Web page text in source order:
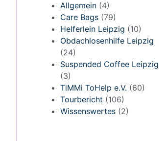
Allgemein (4)
Care Bags (79)
Helferlein Leipzig (10)
Obdachlosenhilfe Leipzig
(24)
Suspended Coffee Leipzig
(3)
TiMMi ToHelp e.V. (60)
Tourbericht (106)
Wissenswertes (2)